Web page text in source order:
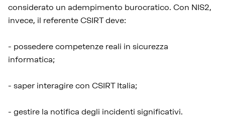
considerato un adempimento burocratico. Con NIS2,
invece, il referente CSIRT deve:
- possedere competenze reali in sicurezza
informatica;
- saper interagire con CSIRT Italia;
- gestire la notifica degli incidenti significativi.